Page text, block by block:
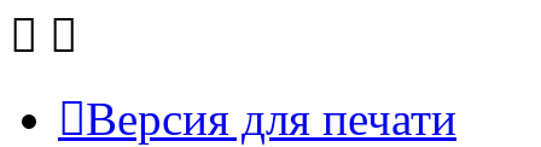
Версия для печати